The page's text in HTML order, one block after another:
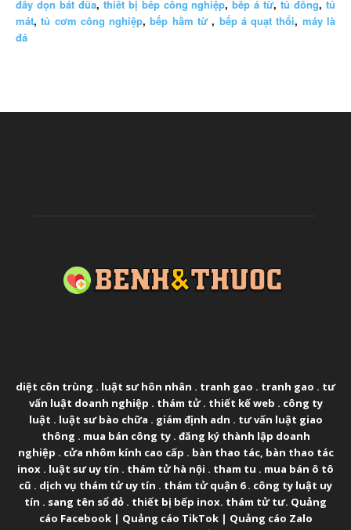
đẩy dọn bát đũa, thiết bị bếp công nghiệp,bếp á từ,tủ đông,tủ
mát,tủ cơm công nghiệp,bếp hầm từ , bếp á quạt thổi, máy là
đá
diệt côn trùng . luật sư hôn nhân . tranh gao . tranh gao . tư
vấn luật doanh nghiệp . thám tử. thiết kế web . công ty
luật . luật sư bào chữa . giám định adn . tư vấn luật giao
thông . mua bán công ty. đăng ký thành lập doanh
nghiệp . cửa nhôm kính cao cấp . bàn thao tác, bàn thao tác
inox . luật sư uy tín . thám tử hà nội . tham tu . mua bán ô tô
cũ . dịch vụ thám tử uy tín . thám tử quận 6. công ty luật uy
tín . sang tên sổ đỏ . thiết bị bếp inox. thám tử tư. Quảng
cáo Facebook| Quảng cáo TikTok| Quảng cáo Zalo